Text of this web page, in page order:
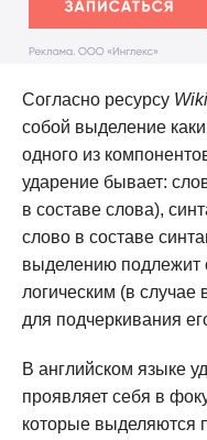
Согласно ресурсу
собой выделение
одного из
ударение бывает:
в составе слова),
слово в составе
выделению подлежит
логическим (в случае
для подчеркивания
В английском языке
проявляет себя в
которые выделяются